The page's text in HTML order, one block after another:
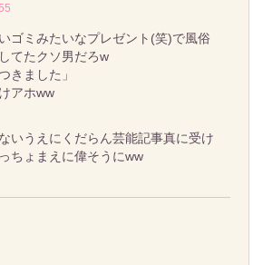
ゴミみたいなプレゼント(笑)で風俗
てたクソ男だろw
きました」
アホww
いうえにくだらん芸能記事真に受け
ちょまえに偉そうにww